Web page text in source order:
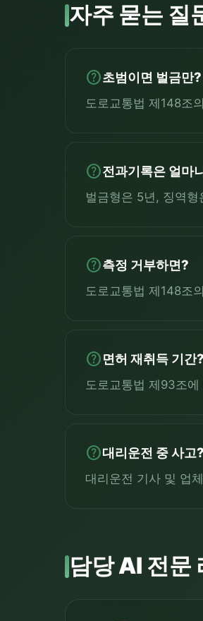
자주 묻는 질
help초범이면 벌금만?
도로교통법 제148조
help전과기록은 얼마
벌금형은 5년, 징역
help측정 거부하면?
도로교통법 제148조
help면허 재취득 기간?
도로교통법 제93조
help대리운전 중 사고?
대리운전 기사 및 업
담당 AI 전문